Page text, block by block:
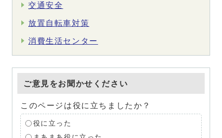
交通安全
放置自転車対策
消費生活センター
ご意見をお聞かせください
このページは役に立ちましたか？
役に立った